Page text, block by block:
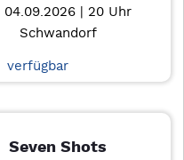
04.09.2026 | 20 Uhr
Schwandorf
verfügbar
Seven Shots